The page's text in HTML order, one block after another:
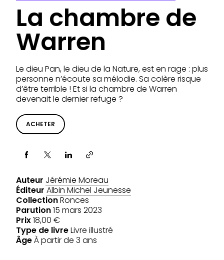
La chambre de
Warren
Le dieu Pan, le dieu de la Nature, est en rage : plus
personne n’écoute sa mélodie. Sa colère risque
d’être terrible ! Et si la chambre de Warren
devenait le dernier refuge ?
ACHETER
Partager via
Auteur Jérémie Moreau
Éditeur Albin Michel Jeunesse
CollectionRonces
Parution15 mars 2023
Prix18,00 €
Type de livreLivre illustré
ÂgeÀ partir de 3 ans